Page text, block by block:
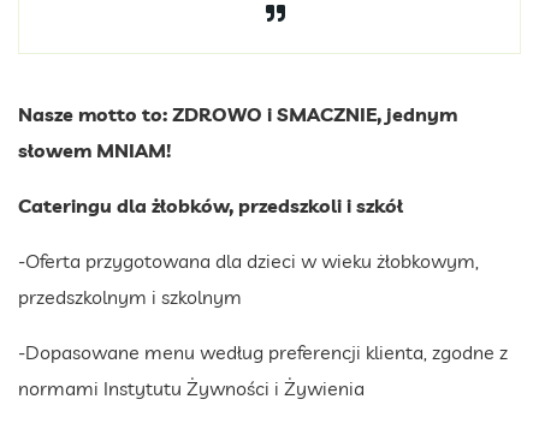
Nasze motto to: ZDROWO i SMACZNIE, jednym
słowem MNIAM!
Cateringu dla żłobków, przedszkoli i szkół
-Oferta przygotowana dla dzieci w wieku żłobkowym,
przedszkolnym i szkolnym
-Dopasowane menu według preferencji klienta, zgodne z
normami Instytutu Żywności i Żywienia